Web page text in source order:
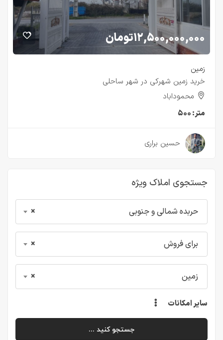
جستجوی املاک ویژه
× حربده شمالی و جنوبی
× برای فروش
× زمین
سایر امکانات
جستجو کنید ...
۱۲,۵۰۰,۰۰۰,۰۰۰تومان
زمین
خرید زمین شهرکی در شهر ساحلی
محموداباد
متر:۵۰۰
حسین براری